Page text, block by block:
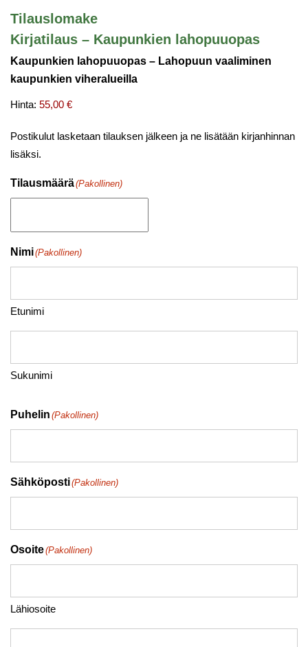
Tilauslomake
Kirjatilaus – Kaupunkien lahopuuopas
Kaupunkien lahopuuopas – Lahopuun vaaliminen
kaupunkien viheralueilla
Hinta:
Postikulut lasketaan tilauksen jälkeen ja ne lisätään kirjanhinnan
lisäksi.
Tilausmäärä(Pakollinen)
Nimi(Pakollinen)
Etunimi
Sukunimi
Puhelin (Pakollinen)
Sähköposti(Pakollinen)
Osoite(Pakollinen)
Lähiosoite